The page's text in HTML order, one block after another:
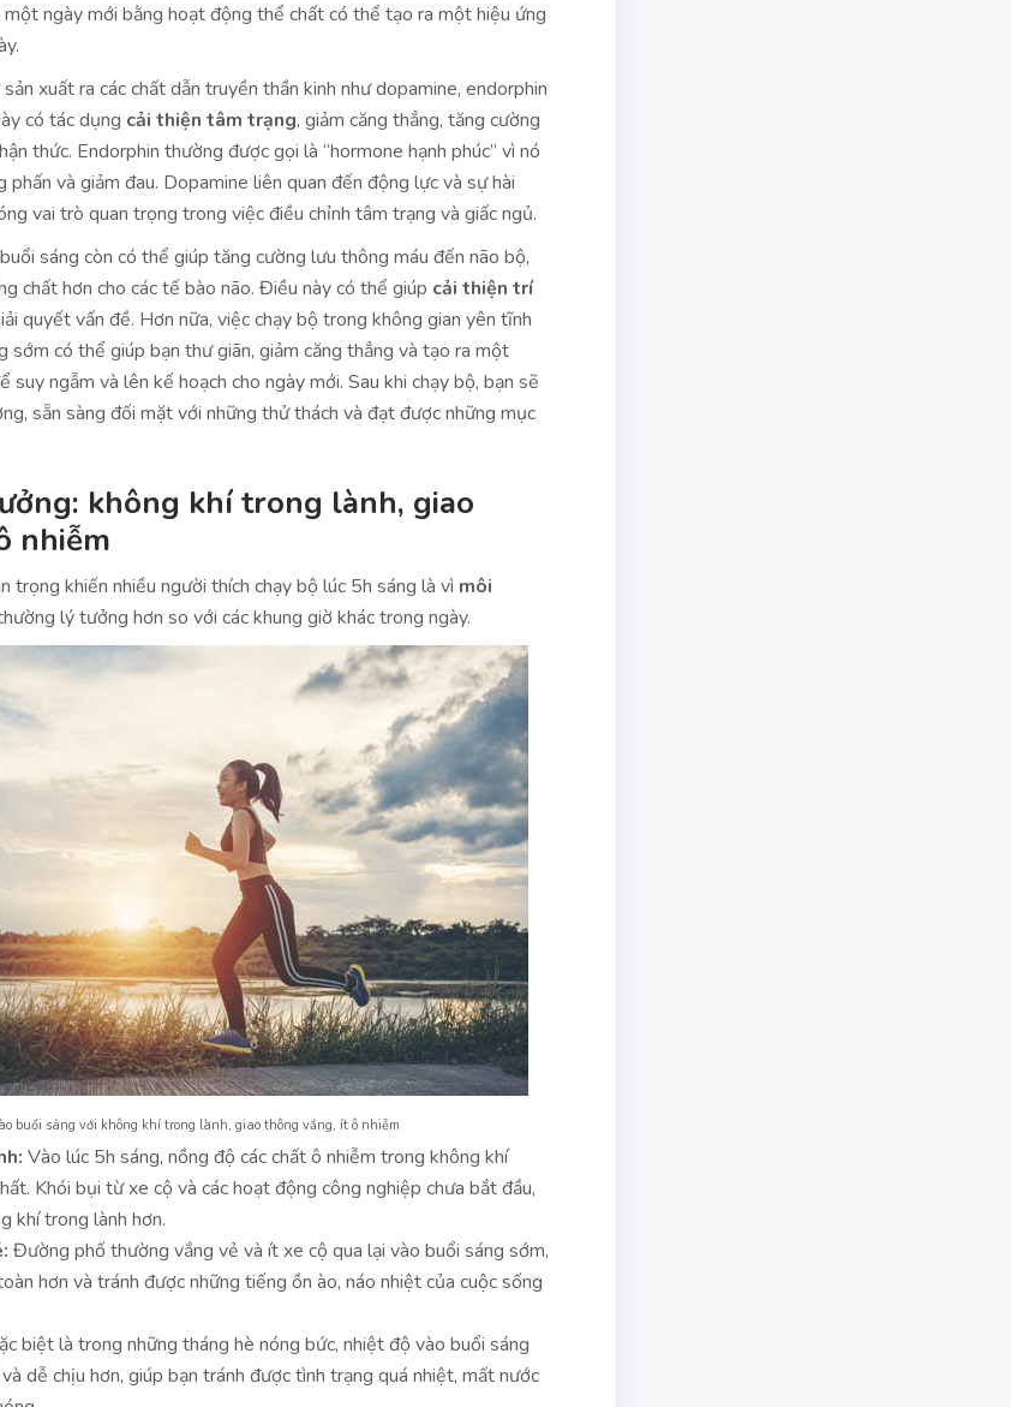
ngày mới bằng hoạt động thể chất có thể tạo ra một hiệu ứng
xuất ra các chất dẫn truyền thần kinh như dopamine, endorphin
có tác dụng cải thiện tâm trạng, giảm căng thẳng, tăng cường
thức. Endorphin thường được gọi là “hormone hạnh phúc” vì nó
phấn và giảm đau. Dopamine liên quan đến động lực và sự hài
vai trò quan trọng trong việc điều chỉnh tâm trạng và giấc ngủ.
sáng còn có thể giúp tăng cường lưu thông máu đến não bộ,
chất hơn cho các tế bào não. Điều này có thể giúp cải thiện trí
quyết vấn đề. Hơn nữa, việc chạy bộ trong không gian yên tĩnh
sớm có thể giúp bạn thư giãn, giảm căng thẳng và tạo ra một
suy ngẫm và lên kế hoạch cho ngày mới. Sau khi chạy bộ, bạn sẽ
sẵn sàng đối mặt với những thử thách và đạt được những mục
không khí trong lành, giao
nhiễm
trọng khiến nhiều người thích chạy bộ lúc 5h sáng là vì môi
lý tưởng hơn so với các khung giờ khác trong ngày.
buổi sáng với không khí trong lành, giao thông vắng, ít ô nhiễm
Vào lúc 5h sáng, nồng độ các chất ô nhiễm trong không khí
Khói bụi từ xe cộ và các hoạt động công nghiệp chưa bắt đầu,
khí trong lành hơn.
Đường phố thường vắng vẻ và ít xe cộ qua lại vào buổi sáng sớm,
hơn và tránh được những tiếng ồn ào, náo nhiệt của cuộc sống
biệt là trong những tháng hè nóng bức, nhiệt độ vào buổi sáng
dễ chịu hơn, giúp bạn tránh được tình trạng quá nhiệt, mất nước